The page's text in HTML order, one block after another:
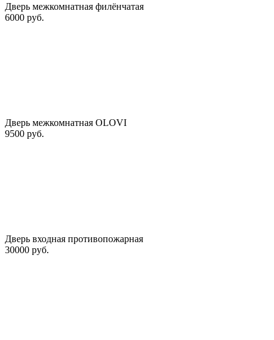
Дверь межкомнатная филёнчатая
6000 руб.
Дверь межкомнатная OLOVI
9500 руб.
Дверь входная противопожарная
30000 руб.